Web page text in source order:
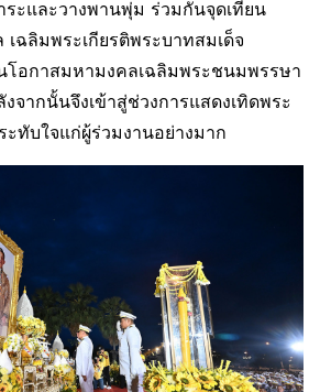
ระและวางพานพุ่ม ร่วมกันจุดเทียน
ฉลิมพระเกียรติพระบาทสมเด็จ
โอกาสมหามงคลเฉลิมพระชนมพรรษา
จากนั้นจึงเข้าสู่ช่วงการแสดงเทิดพระ
ะทับใจแก่ผู้ร่วมงานอย่างมาก